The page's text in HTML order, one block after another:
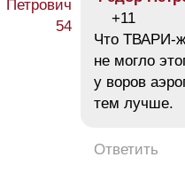
+11
Что
не могло
у воров
тем лучше.
Ответить